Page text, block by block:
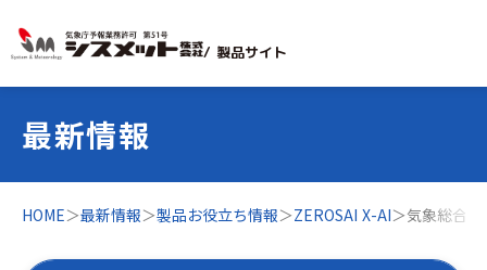
/ 製品サイト
最新情報
HOME＞最新情報＞製品お役立ち情報＞ZEROSAI X-AI＞気象総合